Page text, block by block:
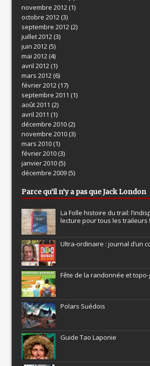
novembre 2012(1)
octobre 2012(3)
septembre 2012(2)
juillet 2012(3)
juin 2012(5)
mai 2012(4)
avril 2012(1)
mars 2012(6)
février 2012(17)
septembre 2011 (1)
août 2011 (2)
avril 2011 (1)
décembre 2010(2)
novembre 2010(3)
mars 2010(1)
février 2010(3)
janvier 2010(5)
décembre 2009(5)
Parce qu’il n’y a pas que Jack London
La Folle histoire du trail:
lecture pour tous les traileurs !
Ultra-ordinaire : journal d’un
Fête de la randonnée et
Polars Suédois
Guide Tao Laponie